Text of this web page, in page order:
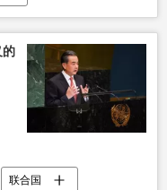
的
联合国